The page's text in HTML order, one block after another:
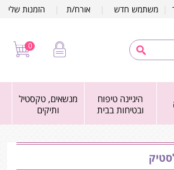
משתמש חדש אורח/ת הזמנות שלי
0
היגיינה טיפוח
ובטיחות בבית
מנשאים, טקסטיל
ותיקים